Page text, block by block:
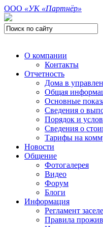
ООО «УК «Партнёр»
О компании
Контакты
Отчетность
Дома в
Общая
Основные
Сведения о
Порядок и
Сведения о
Тарифы на
Новости
Общение
Фотогалерея
Видео
Форум
Блоги
Информация
Регламент
Правила